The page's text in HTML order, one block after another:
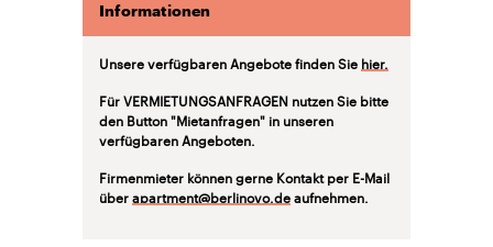
Informationen
Unsere verfügbaren Angebote finden Sie hier.
Für VERMIETUNGSANFRAGEN nutzen Sie bitte
den Button "Mietanfragen" in unseren
verfügbaren Angeboten.
Firmenmieter können gerne Kontakt per E-Mail
überapartment@berlinovo.deaufnehmen.